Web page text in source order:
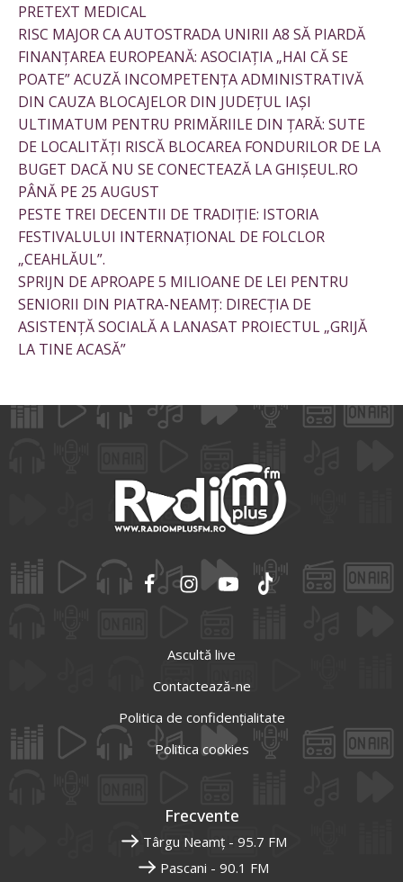
PRETEXT MEDICAL
RISC MAJOR CA AUTOSTRADA UNIRII A8 SĂ PIARDĂ
FINANȚAREA EUROPEANĂ: ASOCIAȚIA „HAI CĂ SE
POATE” ACUZĂ INCOMPETENȚA ADMINISTRATIVĂ
DIN CAUZA BLOCAJELOR DIN JUDEȚUL IAȘI
ULTIMATUM PENTRU PRIMĂRIILE DIN ȚARĂ: SUTE
DE LOCALITĂȚI RISCĂ BLOCAREA FONDURILOR DE LA
BUGET DACĂ NU SE CONECTEAZĂ LA GHIȘEUL.RO
PÂNĂ PE 25 AUGUST
PESTE TREI DECENTII DE TRADIȚIE: ISTORIA
FESTIVALULUI INTERNAȚIONAL DE FOLCLOR
„CEAHLĂUL”.
SPRIJN DE APROAPE 5 MILIOANE DE LEI PENTRU
SENIORII DIN PIATRA-NEAMȚ: DIRECȚIA DE
ASISTENȚĂ SOCIALĂ A LANASAT PROIECTUL „GRIJĂ
LA TINE ACASĂ”
Ascultă live
Contactează-ne
Politica de confidențialitate
Politica cookies
Frecvente
Târgu Neamț - 95.7 FM
Pascani - 90.1 FM